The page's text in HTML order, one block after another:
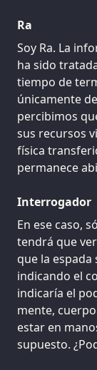
Ra
Soy Ra. La
ha sido
tiempo de
únicamente
percibimos
sus recursos
física
permanece
Interrogador
En ese caso,
tendrá que
que la
indicando el
indicaría el
mente,
estar en
supuesto.